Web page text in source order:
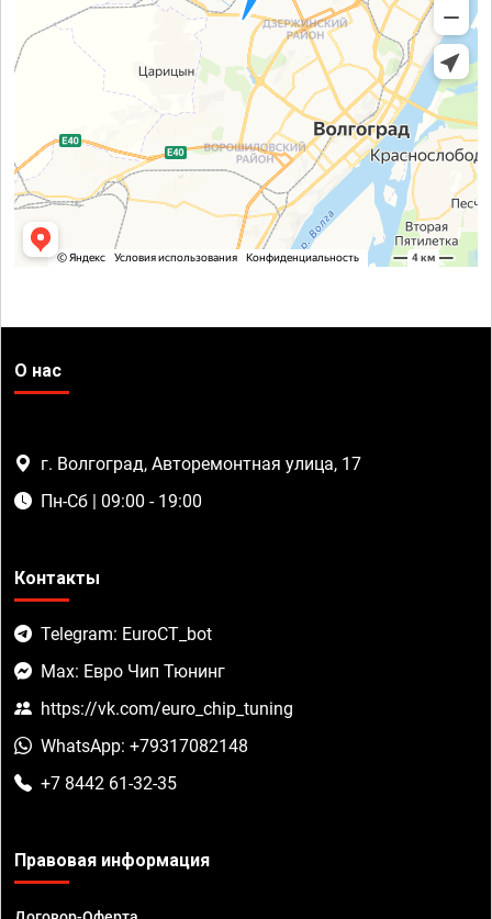
О нас
г. Волгоград, Авторемонтная улица, 17
Пн-Сб | 09:00 - 19:00
Контакты
Telegram: EuroCT_bot
Max: Евро Чип Тюнинг
https://vk.com/euro_chip_tuning
WhatsApp: +79317082148
+7 8442 61-32-35
Правовая информация